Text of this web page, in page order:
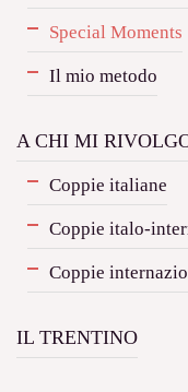
Special Moments
Il mio metodo
A CHI MI
Coppie italiane
Coppie italo-
Coppie
IL TRENTINO